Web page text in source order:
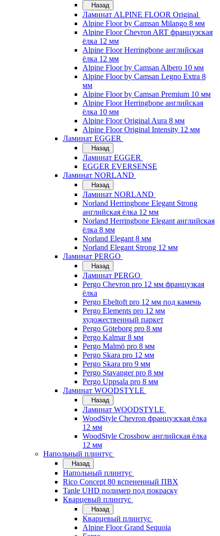
Назад
Ламинат ALPINE FLOOR Original
Alpine Floor by Camsan Milango 8 мм
Alpine Floor Chevron ART французская
ёлка 12 мм
Alpine Floor Herringbone английская
ёлка 12 мм
Alpine Floor by Camsan Albero 10 мм
Alpine Floor by Camsan Legno Extra 8
мм
Alpine Floor by Camsan Premium 10 мм
Alpine Floor Herringbone английская
ёлка 10 мм
Alpine Floor Original Aura 8 мм
Alpine Floor Original Intensity 12 мм
Ламинат EGGER
Назад
Ламинат EGGER
EGGER EVERSENSE
Ламинат NORLAND
Назад
Ламинат NORLAND
Norland Herringbone Elegant Strong
английская ёлка 12 мм
Norland Herringbone Elegant английская
ёлка 8 мм
Norland Elegant 8 мм
Norland Elegant Strong 12 мм
Ламинат PERGO
Назад
Ламинат PERGO
Pergo Chevron pro 12 мм французкая
ёлка
Pergo Ebeltoft pro 12 мм под камень
Pergo Elements pro 12 мм
художественный паркет
Pergo Göteborg pro 8 мм
Pergo Kalmar 8 мм
Pergo Malmö pro 8 мм
Pergo Skara pro 12 мм
Pergo Skara pro 9 мм
Pergo Stavanger pro 8 мм
Pergo Uppsala pro 8 мм
Ламинат WOODSTYLE
Назад
Ламинат WOODSTYLE
WoodStyle Chevron французская ёлка
12 мм
WoodStyle Crossbow английская ёлка
12 мм
Напольный плинтус
Назад
Напольный плинтус
Rico Concept 80 вспененный ПВХ
Tanle UHD полимер под покраску
Кварцевый плинтус
Назад
Кварцевый плинтус
Alpine Floor Grand Sequoia